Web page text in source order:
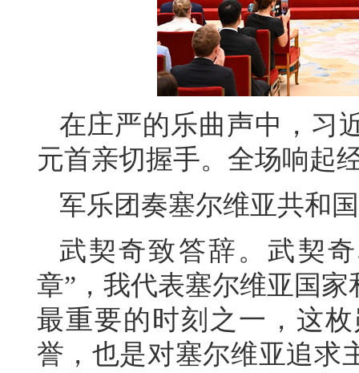
在庄严的乐曲声中，习
元首亲切握手。全场响起
军乐团奏塞尔维亚共和
武契奇致答辞。武契
章”，我代表塞尔维亚国
最重要的时刻之一，这
誉，也是对塞尔维亚追求